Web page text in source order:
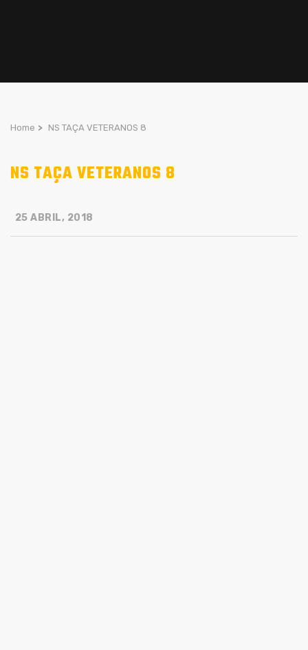
Home > NS TAÇA VETERANOS 8
NS TAÇA VETERANOS 8
25 ABRIL, 2018